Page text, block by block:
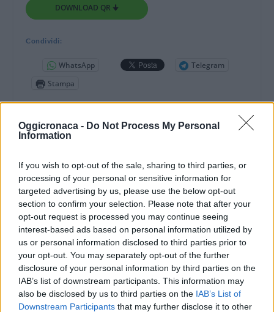
Oggicronaca - Do Not Process My Personal
Information
If you wish to opt-out of the sale, sharing to third parties, or
processing of your personal or sensitive information for
targeted advertising by us, please use the below opt-out
section to confirm your selection. Please note that after your
opt-out request is processed you may continue seeing
interest-based ads based on personal information utilized by
us or personal information disclosed to third parties prior to
your opt-out. You may separately opt-out of the further
disclosure of your personal information by third parties on the
IAB’s list of downstream participants. This information may
also be disclosed by us to third parties on the IAB’s List of
Downstream Participants that may further disclose it to other
DOWNLOAD QR 🠋
Condividi:
WhatsApp
Telegram
Stampa
Correlati
TORTONA. Il Comune
spende 12 mila euro
per acquistare un
terreno per i nomadi
che devono ancora
pagare l’acqua
21 Gennaio 2012
In "Tortona"
del Comune allo
spostamento del
campo nomadi per far
passare la tangenziale
Il Consiglio comunale,
nella seduta di ieri
Lunedì 1 ottobre, con
12 voti a favore e 4
astenuti, ha
approvato l’adozione
della variante parziale
al PRG vigente per
3 Ottobre 2012
In "Tortona"